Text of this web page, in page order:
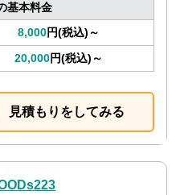
基本料金
8,000円(税込)～
20,000円(税込)～
見積もりをしてみる